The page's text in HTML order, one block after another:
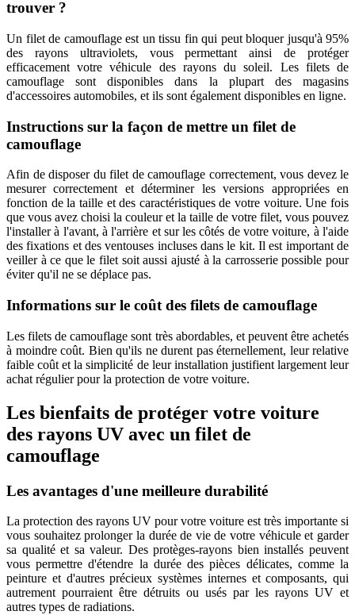
trouver ?
Un filet de camouflage est un tissu fin qui peut bloquer jusqu'à 95%
des rayons ultraviolets, vous permettant ainsi de protéger
efficacement votre véhicule des rayons du soleil. Les filets de
camouflage sont disponibles dans la plupart des magasins
d'accessoires automobiles, et ils sont également disponibles en ligne.
Instructions sur la façon de mettre un filet de
camouflage
Afin de disposer du filet de camouflage correctement, vous devez le
mesurer correctement et déterminer les versions appropriées en
fonction de la taille et des caractéristiques de votre voiture. Une fois
que vous avez choisi la couleur et la taille de votre filet, vous pouvez
l'installer à l'avant, à l'arrière et sur les côtés de votre voiture, à l'aide
des fixations et des ventouses incluses dans le kit. Il est important de
veiller à ce que le filet soit aussi ajusté à la carrosserie possible pour
éviter qu'il ne se déplace pas.
Informations sur le coût des filets de camouflage
Les filets de camouflage sont très abordables, et peuvent être achetés
à moindre coût. Bien qu'ils ne durent pas éternellement, leur relative
faible coût et la simplicité de leur installation justifient largement leur
achat régulier pour la protection de votre voiture.
Les bienfaits de protéger votre voiture
des rayons UV avec un filet de
camouflage
Les avantages d'une meilleure durabilité
La protection des rayons UV pour votre voiture est très importante si
vous souhaitez prolonger la durée de vie de votre véhicule et garder
sa qualité et sa valeur. Des protèges-rayons bien installés peuvent
vous permettre d'étendre la durée des pièces délicates, comme la
peinture et d'autres précieux systèmes internes et composants, qui
autrement pourraient être détruits ou usés par les rayons UV et
autres types de radiations.